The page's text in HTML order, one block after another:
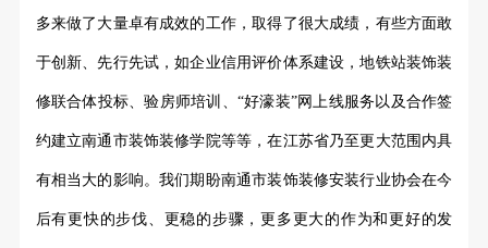
多来做了大量卓有成效的工作，取得了很大成绩，有些方面敢
于创新、先行先试，如企业信用评价体系建设，地铁站装饰装
修联合体投标、验房师培训、 “好濠装”网上线服务以及合作签
约建立南通市装饰装修学院等等，在江苏省乃至更大范围内具
有相当大的影响。我们期盼南通市装饰装修安装行业协会在今
后有更快的步伐、更稳的步骤，更多更大的作为和更好的发